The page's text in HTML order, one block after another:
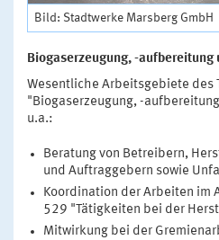
Bild: Stadtwerke Marsberg GmbH
Biogaserzeugung, -aufbereitung
Wesentliche Arbeitsgebiete des
"Biogaserzeugung, -
u.a.:
Beratung von Betreibern,
und Auftraggebern sowie
Koordination der Arbeiten im
529 "Tätigkeiten bei der
Mitwirkung bei der